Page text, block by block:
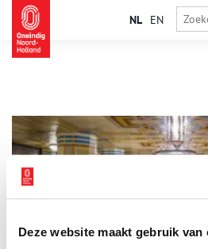
Deze website maakt gebruik van
NL EN